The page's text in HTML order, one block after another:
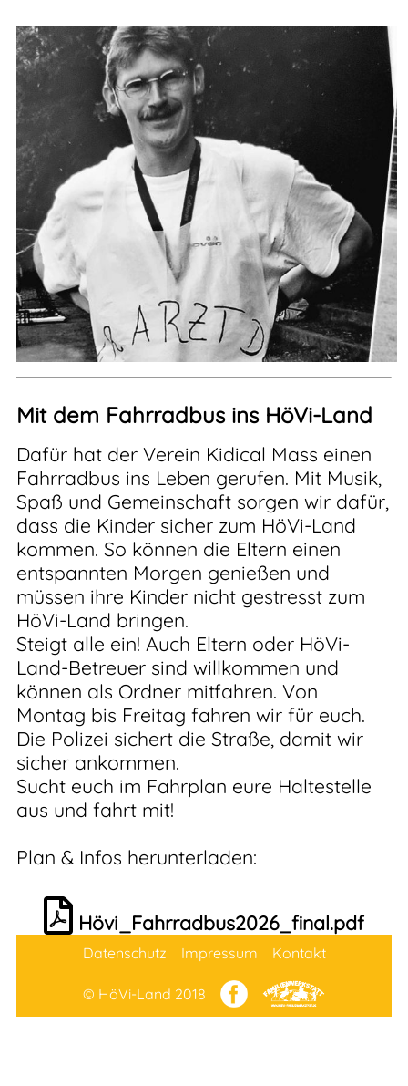
Mit dem Fahrradbus ins HöVi-Land
Dafür hat der Verein Kidical Mass einen
Fahrradbus ins Leben gerufen. Mit Musik,
Spaß und Gemeinschaft sorgen wir dafür,
dass die Kinder sicher zum HöVi-Land
kommen. So können die Eltern einen
entspannten Morgen genießen und
müssen ihre Kinder nicht gestresst zum
HöVi-Land bringen.
Steigt alle ein! Auch Eltern oder HöVi-
Land-Betreuer sind willkommen und
können als Ordner mitfahren. Von
Montag bis Freitag fahren wir für euch.
Die Polizei sichert die Straße, damit wir
sicher ankommen.
Sucht euch im Fahrplan eure Haltestelle
aus und fahrt mit!
Plan & Infos herunterladen:
Hövi_Fahrradbus2026_final.pdf
Datenschutz Impressum Kontakt
© HöVi-Land 2018